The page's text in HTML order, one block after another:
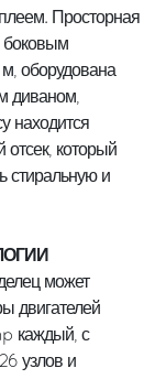
Просторная
боковым
оборудована
диваном,
находится
отсек, который
стиральную и
может
двигателей
каждый, с
узлов и